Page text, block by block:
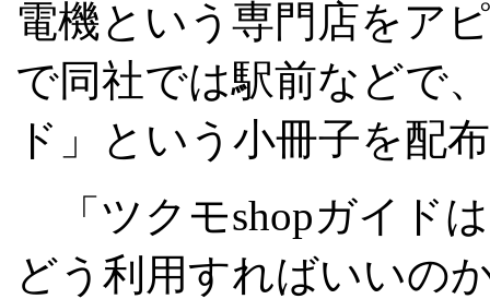
電機という専門店をア
で同社では駅前などで
ド」という小冊子を配
「ツクモshopガイド
どう利用すればいいの